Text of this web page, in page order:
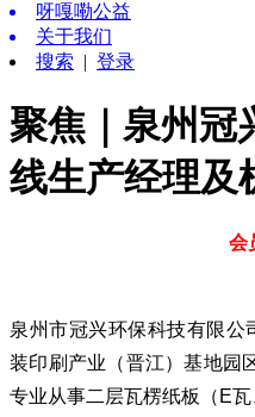
呀嘎嘞公益
关于我们
搜索 | 登录
聚焦｜泉州冠
线生产经理及
会
泉州市冠兴环保科技有限公
装印刷产业（晋江）基地园
专业从事二层瓦楞纸板
（E